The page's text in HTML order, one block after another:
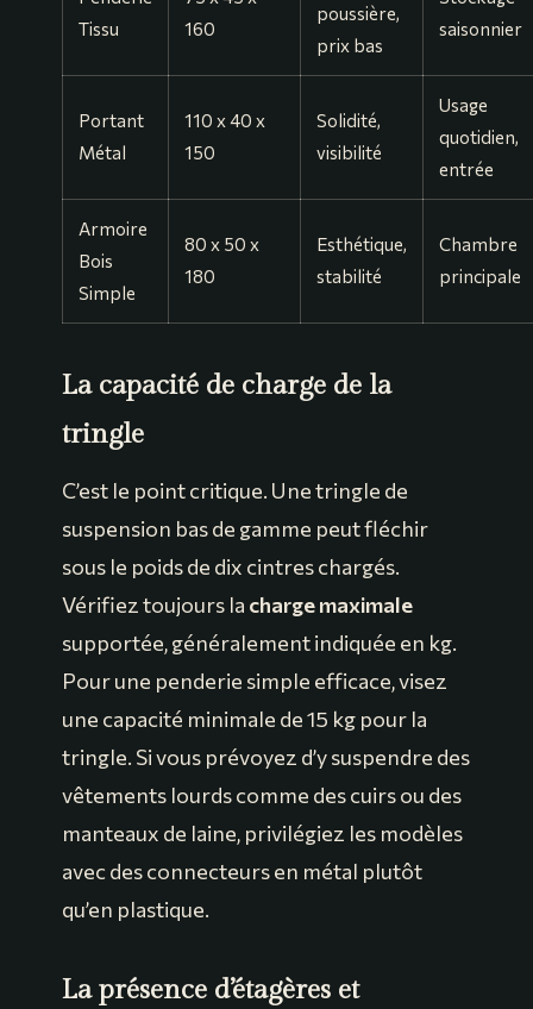
Tissu
160
poussière,
prix bas
saisonnier
Portant
Métal
110 x 40 x
150
Solidité,
visibilité
Usage
quotidien,
entrée
Armoire
Bois
Simple
80 x 50 x
180
Esthétique,
stabilité
Chambre
principale
La capacité de charge de la
tringle
C’est le point critique. Une tringle de
suspension bas de gamme peut fléchir
sous le poids de dix cintres chargés.
Vérifiez toujours la charge maximale
supportée, généralement indiquée en kg.
Pour une penderie simple efficace, visez
une capacité minimale de 15 kg pour la
tringle. Si vous prévoyez d’y suspendre des
vêtements lourds comme des cuirs ou des
manteaux de laine, privilégiez les modèles
avec des connecteurs en métal plutôt
qu’en plastique.
La présence d’étagères et